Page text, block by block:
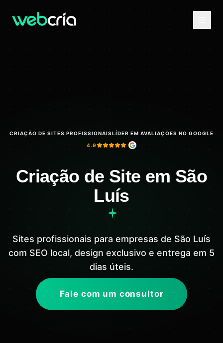
CRIAÇÃO DE SITES PROFISSIONAISLÍDER EM AVALIAÇÕES NO GOOGLE
4.9
Criação de Site em São
Luís
Sites profissionais para empresas de São Luís
com SEO local, design exclusivo e entrega em 5
dias úteis.
Fale com um consultor